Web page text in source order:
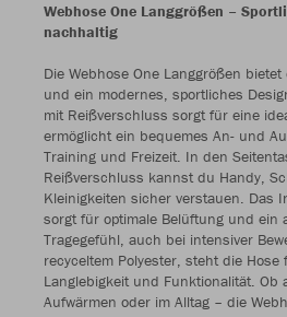
Webhose One Langgrößen –
nachhaltig
Die Webhose One Langgrößen
und ein modernes, sportliches
mit Reißverschluss sorgt für eine
ermöglicht ein bequemes An- und
Training und Freizeit. In den
Reißverschluss kannst du Handy,
Kleinigkeiten sicher verstauen. Das
sorgt für optimale Belüftung und ein
Tragegefühl, auch bei intensiver
recyceltem Polyester, steht die Hose
Langlebigkeit und Funktionalität. Ob
Aufwärmen oder im Alltag – die